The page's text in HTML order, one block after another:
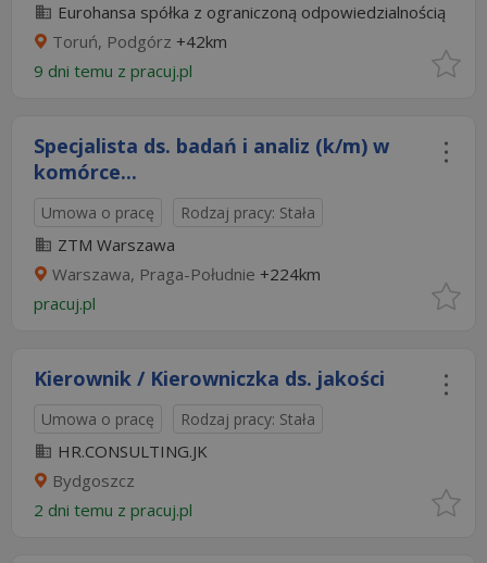
Eurohansa spółka z ograniczoną odpowiedzialnością
Toruń, Podgórz +42km
9 dni temu z pracuj.pl
Specjalista ds. badań i analiz (k/m) w
komórce...
Umowa o pracę Rodzaj pracy: Stała
ZTM Warszawa
Warszawa, Praga-Południe +224km
pracuj.pl
Kierownik / Kierowniczka ds. jakości
Umowa o pracę Rodzaj pracy: Stała
HR.CONSULTING.JK
Bydgoszcz
2 dni temu z pracuj.pl